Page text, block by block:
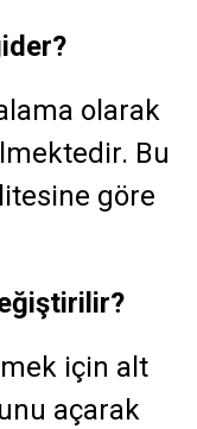
olarak
Bu
göre
için alt
açarak